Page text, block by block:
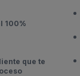
100%
que te